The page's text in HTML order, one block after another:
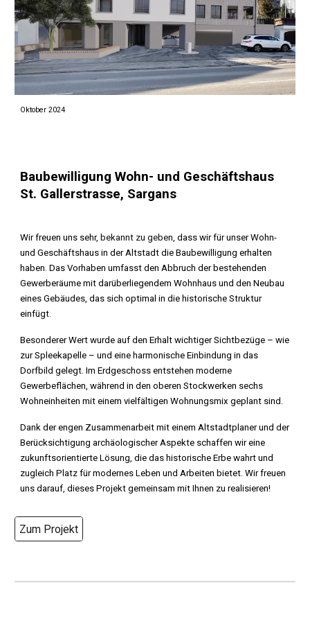
Oktober 2024
Baubewilligung Wohn- und Geschäftshaus
St. Gallerstrasse, Sargans
Wir freuen uns sehr, bekannt zu geben, dass wir für unser Wohn-
und Geschäftshaus in der Altstadt die Baubewilligung erhalten
haben. Das Vorhaben umfasst den Abbruch der bestehenden
Gewerberäume mit darüberliegendem Wohnhaus und den Neubau
eines Gebäudes, das sich optimal in die historische Struktur
einfügt.
Besonderer Wert wurde auf den Erhalt wichtiger Sichtbezüge – wie
zur Spleekapelle – und eine harmonische Einbindung in das
Dorfbild gelegt. Im Erdgeschoss entstehen moderne
Gewerbeflächen, während in den oberen Stockwerken sechs
Wohneinheiten mit einem vielfältigen Wohnungsmix geplant sind.
Dank der engen Zusammenarbeit mit einem Altstadtplaner und der
Berücksichtigung archäologischer Aspekte schaffen wir eine
zukunftsorientierte Lösung, die das historische Erbe wahrt und
zugleich Platz für modernes Leben und Arbeiten bietet. Wir freuen
uns darauf, dieses Projekt gemeinsam mit Ihnen zu realisieren!
Zum Projekt